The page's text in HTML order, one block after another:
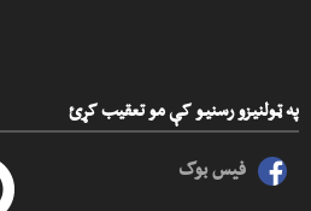
په ټولنیزو رسنیو کې مو تعقیب کړئ
فیس بوک